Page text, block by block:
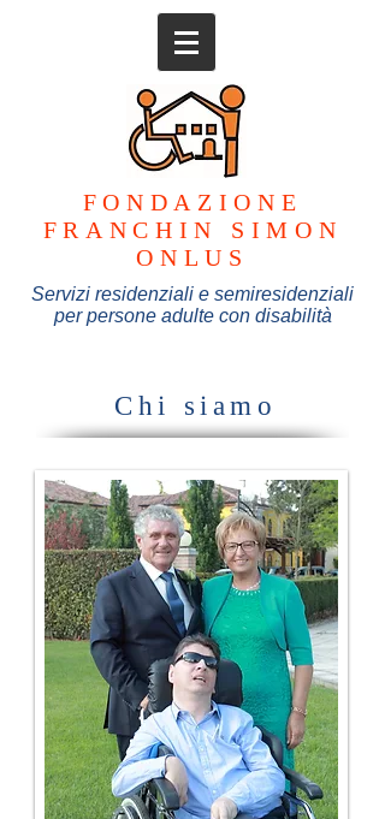
FONDAZIONE
FRANCHIN SIMON
ONLUS
Servizi residenziali e semiresidenziali
per persone adulte con disabilità
Chi siamo